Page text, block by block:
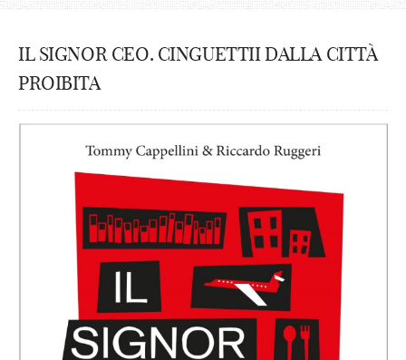
IL SIGNOR CEO. CINGUETTII DALLA CITTÀ
PROIBITA